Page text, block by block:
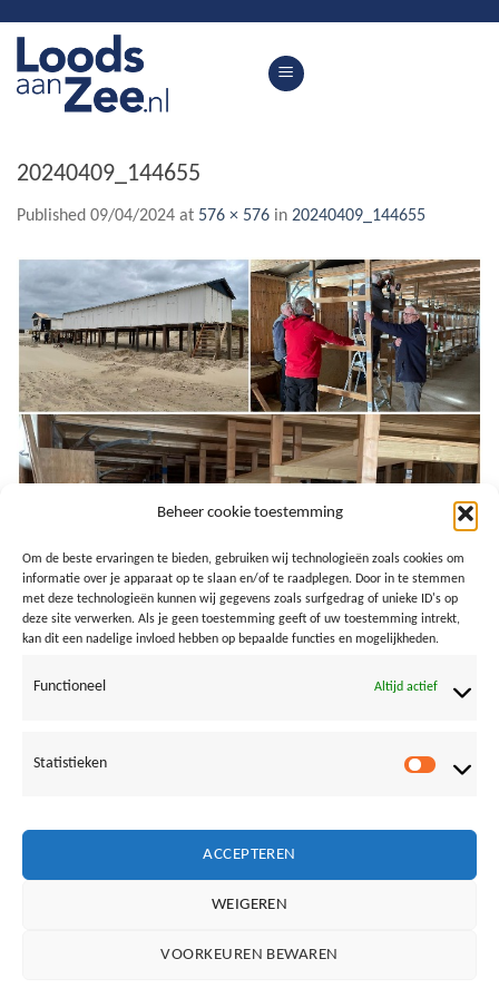
Beheer cookie toestemming
Om de beste ervaringen te bieden, gebruiken wij technologieën zoals cookies om
informatie over je apparaat op te slaan en/of te raadplegen. Door in te stemmen
met deze technologieën kunnen wij gegevens zoals surfgedrag of unieke ID's op
deze site verwerken. Als je geen toestemming geeft of uw toestemming intrekt,
kan dit een nadelige invloed hebben op bepaalde functies en mogelijkheden.
Functioneel Altijd actief
Statistieken
ACCEPTEREN
WEIGEREN
VOORKEUREN BEWAREN
content
20240409_144655
Published 09/04/2024 at 576 × 576 in 20240409_144655
Both comments and trackbacks are currently closed.
Next→
Vrienden van Loods aan Zee: